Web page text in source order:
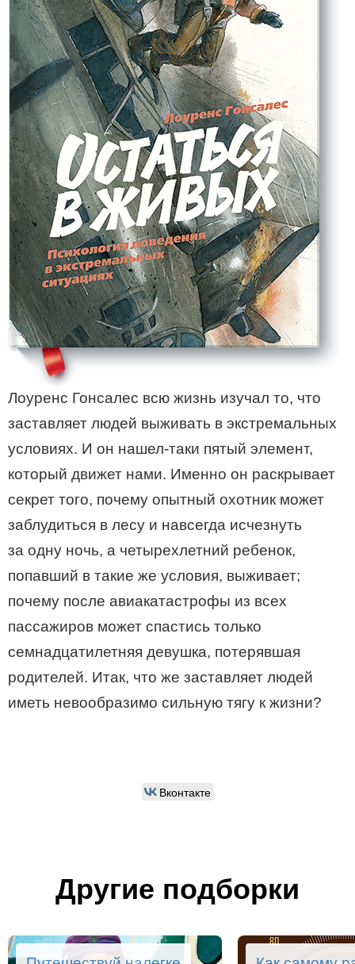
Лоуренс Гонсалес всю жизнь изучал то, что
заставляет людей выживать в экстремальных
условиях. И он нашел-таки пятый элемент,
который движет нами. Именно он раскрывает
секрет того, почему опытный охотник может
заблудиться в лесу и навсегда исчезнуть
за одну ночь, а четырехлетний ребенок,
попавший в такие же условия, выживает;
почему после авиакатастрофы из всех
пассажиров может спастись только
семнадцатилетняя девушка, потерявшая
родителей. Итак, что же заставляет людей
иметь невообразимо сильную тягу к жизни?
Вконтакте
Другие подборки